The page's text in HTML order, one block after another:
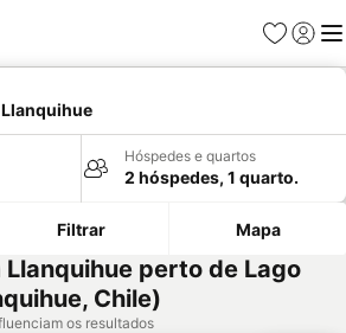
Favoritos
Iniciar
Hóspedes e quartos
2 hóspedes, 1 quarto.
Filtrar Mapa
perto de Lago
Chile)
os resultados